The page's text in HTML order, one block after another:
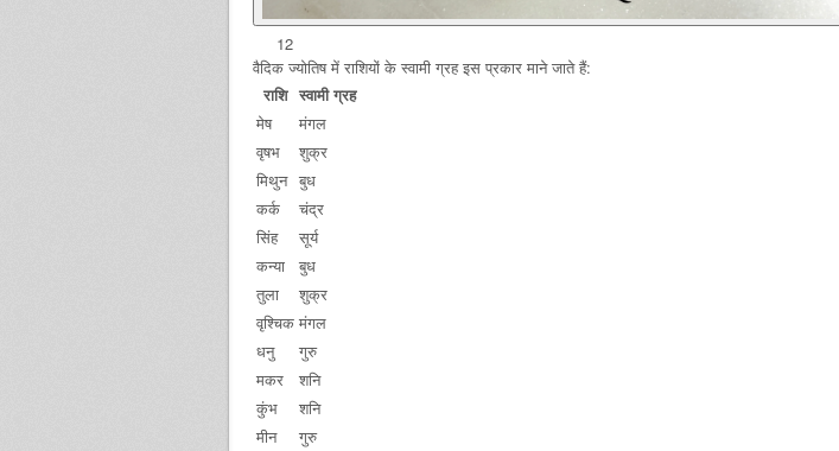
12
वैदिक ज्योतिष में राशियों के स्वामी ग्रह इस प्रकार माने जाते हैं:
राशि स्वामी ग्रह
मेष
मंगल
वृषभ
शुक्र
मिथुन बुध
कर्क
चंद्र
सिंह
सूर्य
कन्या
बुध
तुला
शुक्र
वृश्चिक मंगल
धनु
गुरु
मकर
शनि
कुंभ
शनि
मीन
गुरु